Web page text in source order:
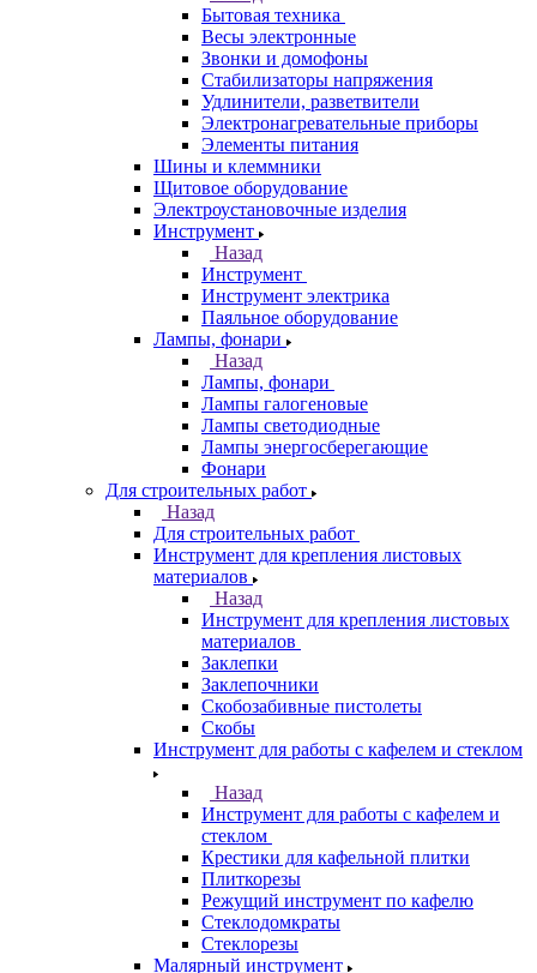
Бытовая техника
Весы электронные
Звонки и домофоны
Стабилизаторы напряжения
Удлинители, разветвители
Электронагревательные приборы
Элементы питания
Шины и клеммники
Щитовое оборудование
Электроустановочные изделия
Инструмент
Назад
Инструмент
Инструмент электрика
Паяльное оборудование
Лампы, фонари
Назад
Лампы, фонари
Лампы галогеновые
Лампы светодиодные
Лампы энергосберегающие
Фонари
Для строительных работ
Назад
Для строительных работ
Инструмент для крепления листовых
материалов
Назад
Инструмент для крепления листовых
материалов
Заклепки
Заклепочники
Скобозабивные пистолеты
Скобы
Инструмент для работы с кафелем и стеклом
Назад
Инструмент для работы с кафелем и
стеклом
Крестики для кафельной плитки
Плиткорезы
Режущий инструмент по кафелю
Стеклодомкраты
Стеклорезы
Малярный инструмент